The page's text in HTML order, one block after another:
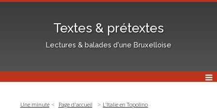
Textes & prétextes
Lectures & balades d'une Bruxelloise
Une minute Page d'accueil L’Italie en Topolino